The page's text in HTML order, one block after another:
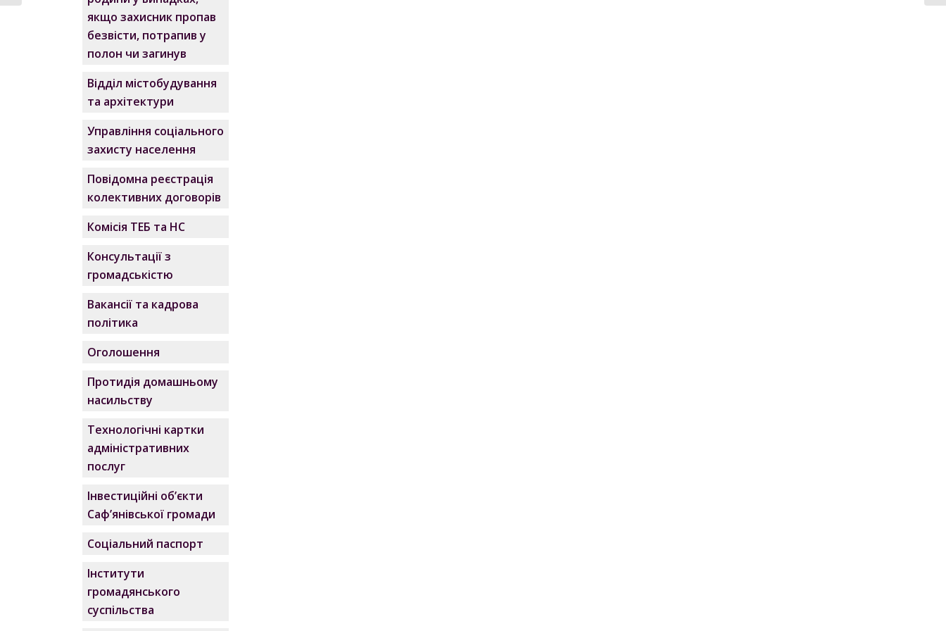
якщо захисник пропав
безвісти, потрапив у
полон чи загинув
Відділ містобудування
та архітектури
Управління соціального
захисту населення
Повідомна реєстрація
колективних договорів
Комісія ТЕБ та НС
Консультації з
громадськістю
Вакансії та кадрова
політика
Оголошення
Протидія домашньому
насильству
Технологічні картки
адміністративних
послуг
Інвестиційні об’єкти
Саф’янівської громади
Соціальний паспорт
Інститути
громадянського
суспільства